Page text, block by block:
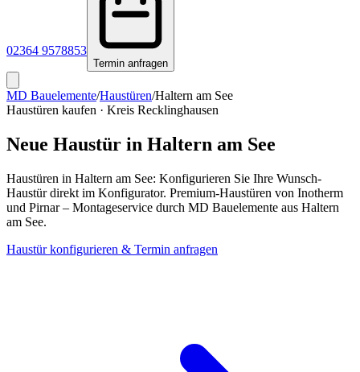
02364 9578853
Termin anfragen
MD Bauelemente/Haustüren/Haltern am See
Haustüren kaufen · Kreis Recklinghausen
Neue Haustür in Haltern am See
Haustüren in Haltern am See: Konfigurieren Sie Ihre Wunsch-
Haustür direkt im Konfigurator. Premium-Haustüren von Inotherm
und Pirnar – Montageservice durch MD Bauelemente aus Haltern
am See.
Haustür konfigurieren & Termin anfragen